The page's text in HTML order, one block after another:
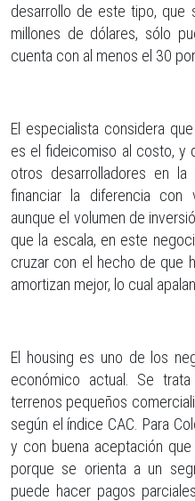
desarrollo de este tipo, que
millones de dólares, sólo
cuenta con al menos el 30
El especialista considera
es el fideicomiso al costo, y
otros desarrolladores en
financiar la diferencia con
aunque el volumen de
que la escala, en este
cruzar con el hecho de que
amortizan mejor, lo cual
El housing es uno de los
económico actual. Se
terrenos pequeños
según el índice CAC. Para
y con buena aceptación
porque se orienta a un
puede hacer pagos